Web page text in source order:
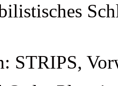
STRIPS,